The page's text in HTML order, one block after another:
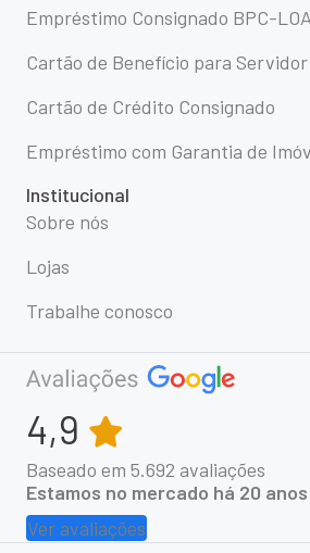
Empréstimo Consignado BPC-
Cartão de Benefício para
Cartão de Crédito Consignado
Empréstimo com Garantia de
Institucional
Sobre nós
Lojas
Trabalhe conosco
4,9
Baseado em 5.692 avaliações
Estamos no mercado há 20 anos
Ver avaliações